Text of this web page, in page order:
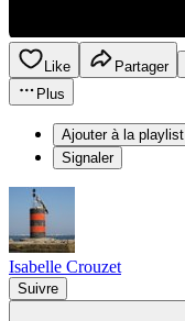
Like Partager
Plus
Ajouter à la playlist
Signaler
Isabelle Crouzet
Suivre